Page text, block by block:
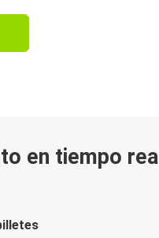
en tiempo real